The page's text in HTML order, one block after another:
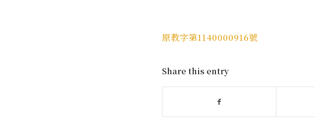
原教字第1140000916號
Share this entry